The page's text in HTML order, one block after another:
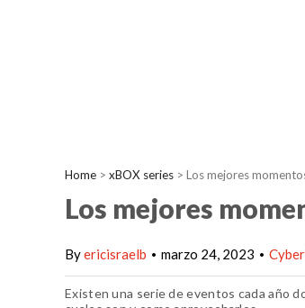
Home > xBOX series > Los mejores
Los mejores
Byericisraelb • marzo 24, 2023 •
Existen una serie de eventos cada año